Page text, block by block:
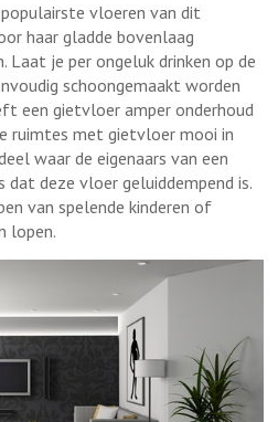
vloeren van dit
haar gladde bovenlaag
Laat je per ongeluk drinken op de
schoongemaakt worden
een gietvloer amper onderhoud
ruimtes met gietvloer mooi in
waar de eigenaars van een
deze vloer geluiddempend is.
van spelende kinderen of
lopen.